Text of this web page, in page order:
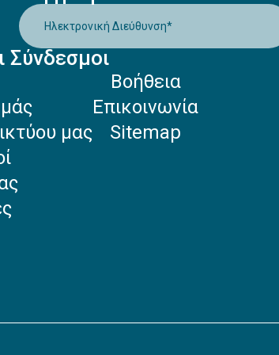
Ηλεκτρονική Διεύθυνση*
Σύνδεσμοι
μας
Βοήθεια
Επικοινωνία
Sitemap